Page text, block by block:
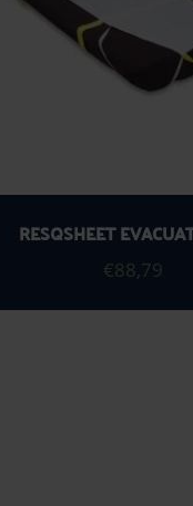
RESQSHEET
€88,79